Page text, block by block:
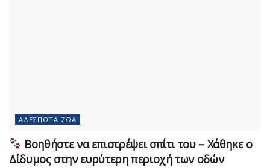
ΑΔΈΣΠΟΤΑ ΖΏΑ
Βοηθήστε να επιστρέψει σπίτι του – Χάθηκε ο
Δίδυμος στην ευρύτερη περιοχή των οδών